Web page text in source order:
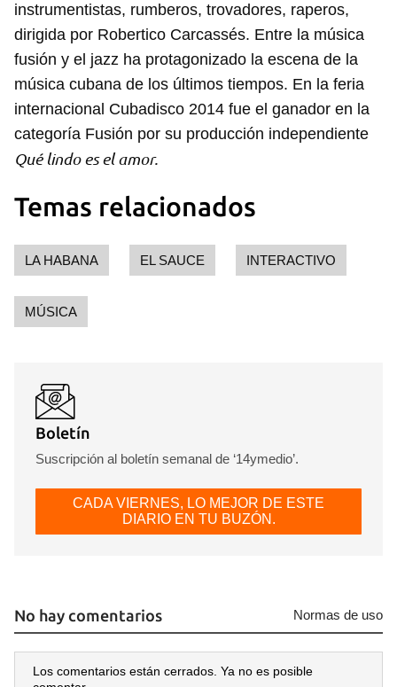
instrumentistas, rumberos, trovadores, raperos,
dirigida por Robertico Carcassés. Entre la música
fusión y el jazz ha protagonizado la escena de la
música cubana de los últimos tiempos. En la feria
internacional Cubadisco 2014 fue el ganador en la
categoría Fusión por su producción independiente
Qué lindo es el amor.
Temas relacionados
LA HABANA EL SAUCE INTERACTIVO
MÚSICA
Boletín
Suscripción al boletín semanal de ‘14ymedio’.
CADA VIERNES, LO MEJOR DE ESTE
DIARIO EN TU BUZÓN.
No hay comentarios Normas de uso
Los comentarios están cerrados. Ya no es posible